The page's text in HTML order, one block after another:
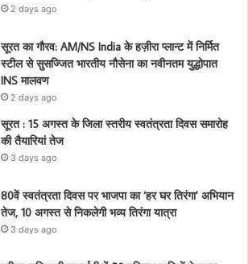
2 days ago
सूरत का गौरव: AM/NS India के हज़ीरा प्लान्ट में निर्मित
स्टील से सुसज्जित भारतीय नौसेना का नवीनतम युद्धोपात
INS मालवण
2 days ago
सूरत : 15 अगस्त के जिला स्तरीय स्वतंत्रता दिवस समारोह
की तैयारियां तेज
3 days ago
80वें स्वतंत्रता दिवस पर भाजपा का ‘हर घर तिरंगा’ अभियान
तेज, 10 अगस्त से निकलेगी भव्य तिरंगा यात्रा
3 days ago